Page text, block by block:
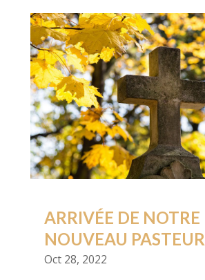
ARRIVÉE DE NOTRE
NOUVEAU PASTEUR
Oct 28, 2022